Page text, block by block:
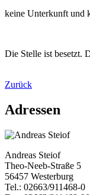
keine Unterkunft und
Die Stelle ist besetzt.
Zurück
Adressen
Andreas Steiof
Theo-Neeb-Straße 5
56457 Westerburg
Tel.: 02663/911468-0